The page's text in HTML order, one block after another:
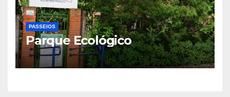
PASSEIOS
Parque Ecológico